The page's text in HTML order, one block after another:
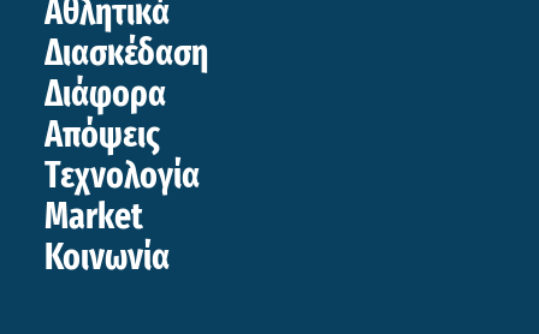
Αθλητικά
Διασκέδαση
Διάφορα
Απόψεις
Τεχνολογία
Market
Κοινωνία